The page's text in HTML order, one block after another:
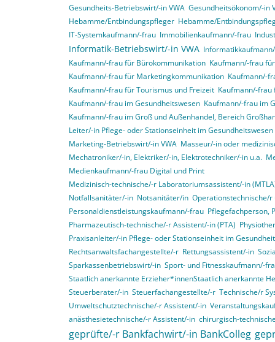
Gesundheits-Betriebswirt/-in VWA Gesundheitsökonom/-in
Hebamme/Entbindungspfleger Hebamme/
IT-Systemkaufmann/-frau Immobilienkaufmann/-frau
Informatik-Betriebswirt/-in VWA
Kaufmann/-frau für Bürokommunikation Kaufmann/-frau
Kaufmann/-frau für Marketingkommunikation Kaufmann/-
Kaufmann/-frau für Tourismus und Freizeit Kaufmann/-frau
Kaufmann/-frau im Gesundheitswesen Kaufmann/-frau im
Kaufmann/-frau im Groß und Außenhandel, Bereich
Leiter/-in Pflege- oder Stationseinheit im Gesundheitswesen
Marketing-Betriebswirt/-in VWA Masseur/-in oder
Mechatroniker/-in, Elektriker/-in, Elektrotechniker/-in u.a.
Medienkaufmann/-frau Digital und Print
Medizinisch-technische/-r Laboratoriumsassistent/-in
Notfallsanitäter/-in Notsanitäter/in Operationstechnische/
Personaldienstleistungskaufmann/-frau Pflegefachperson,
Pharmazeutisch-technische/-r Assistent/-in (PTA)
Praxisanleiter/-in Pflege- oder Stationseinheit im
Rechtsanwaltsfachangestellte/-r Rettungsassistent/-in
Sparkassenbetriebswirt/-in Sport- und Fitnesskaufmann/-
Staatlich anerkannte Erzieher*innenStaatlich anerkannte
Steuerberater/-in Steuerfachangestellte/-r Technische/r
Umweltschutztechnische/-r Assistent/-in
anästhesietechnische/-r Assistent/-in chirurgisch-
geprüfte/-r Bankfachwirt/-in BankColleg